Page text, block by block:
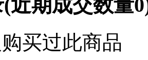
(近期成交数量0
买过此商品